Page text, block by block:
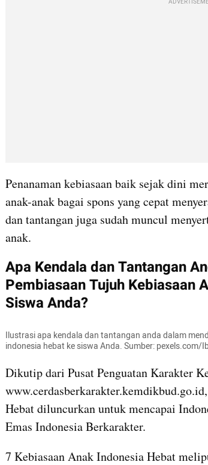
Penanaman kebiasaan baik sejak dini
anak-anak bagai spons yang cepat
dan tantangan juga sudah muncul
anak.
Apa Kendala dan Tantangan
Pembiasaan Tujuh Kebiasaan
Siswa Anda?
Ilustrasi apa kendala dan tantangan anda dalam
indonesia hebat ke siswa Anda. Sumber: pexels.com/
Dikutip dari Pusat Penguatan Karakter
Hebat diluncurkan untuk mencapai
Emas Indonesia Berkarakter.
7 Kebiasaan Anak Indonesia Hebat